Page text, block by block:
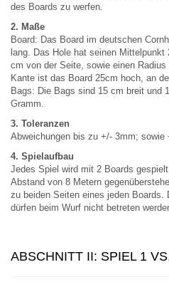
des Boards zu werfen.
2. Maße
Board: Das Board im deutschen
lang. Das Hole hat seinen
cm von der Seite, sowie einen
Kante ist das Board 25cm hoch, an
Bags: Die Bags sind 15 cm breit und
Gramm.
3. Toleranzen
Abweichungen bis zu +/- 3mm;
4. Spielaufbau
Jedes Spiel wird mit 2 Boards
Abstand von 8 Metern
zu beiden Seiten eines jeden Boards.
dürfen beim Wurf nicht betreten
ABSCHNITT II: SPIEL 1